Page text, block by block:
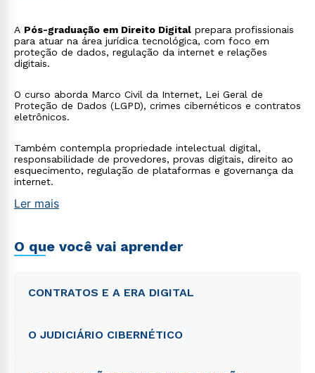
A Pós-graduação em Direito Digital prepara profissionais
para atuar na área jurídica tecnológica, com foco em
proteção de dados, regulação da internet e relações
digitais.
O curso aborda Marco Civil da Internet, Lei Geral de
Proteção de Dados (LGPD), crimes cibernéticos e contratos
eletrônicos.
Também contempla propriedade intelectual digital,
responsabilidade de provedores, provas digitais, direito ao
esquecimento, regulação de plataformas e governança da
internet.
Ler mais
O que você vai aprender
CONTRATOS E A ERA DIGITAL
O JUDICIÁRIO CIBERNÉTICO